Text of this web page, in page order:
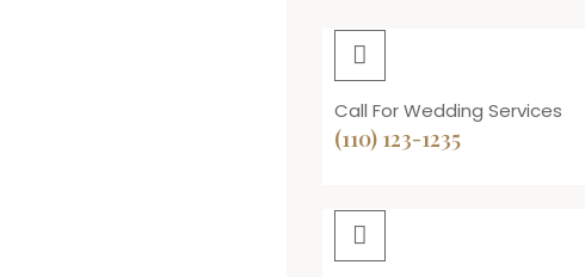
Call For Wedding Services
(110) 123-1235